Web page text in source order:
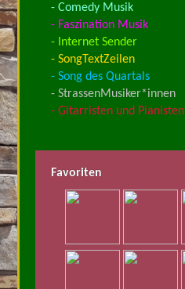
- Comedy Musik
- Faszination Musik
- Internet Sender
- SongTextZeilen
- Song des Quartals
- StrassenMusiker*innen
- Gitarristen und Pianisten
Favoriten